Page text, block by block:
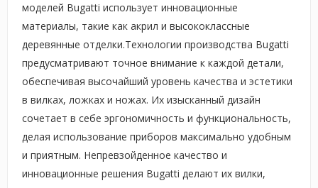
моделей Bugatti использует инновационные
материалы, такие как акрил и высококлассные
деревянные отделки.Технологии производства Bugatti
предусматривают точное внимание к каждой детали,
обеспечивая высочайший уровень качества и эстетики
в вилках, ложках и ножах. Их изысканный дизайн
сочетает в себе эргономичность и функциональность,
делая использование приборов максимально удобным
и приятным. Непревзойденное качество и
инновационные решения Bugatti делают их вилки,